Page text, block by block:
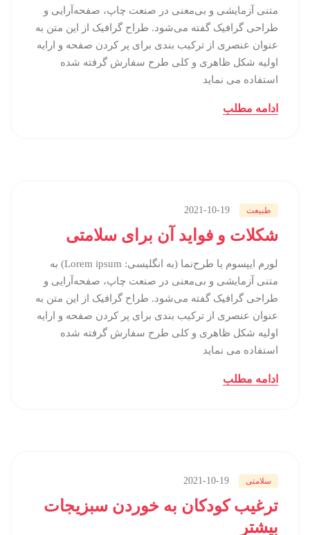
متنی آزمایشی و بی‌معنی در صنعت چاپ، صفحه‌آرایی و
طراحی گرافیک گفته می‌شود. طراح گرافیک از این متن به
عنوان عنصری از ترکیب بندی برای پر کردن صفحه و ارایه
اولیه شکل ظاهری و کلی طرح سفارش گرفته شده
استفاده می نماید
ادامه مطلب
طبیعت 2021-10-19
شکلات و فواید آن برای سلامتی
لورم ایپسوم یا طرح‌نما (به انگلیسی: Lorem ipsum) به
متنی آزمایشی و بی‌معنی در صنعت چاپ، صفحه‌آرایی و
طراحی گرافیک گفته می‌شود. طراح گرافیک از این متن به
عنوان عنصری از ترکیب بندی برای پر کردن صفحه و ارایه
اولیه شکل ظاهری و کلی طرح سفارش گرفته شده
استفاده می نماید
ادامه مطلب
سلامتی 2021-10-19
ترغیب کودکان به خوردن سبزیجات
بیشتر